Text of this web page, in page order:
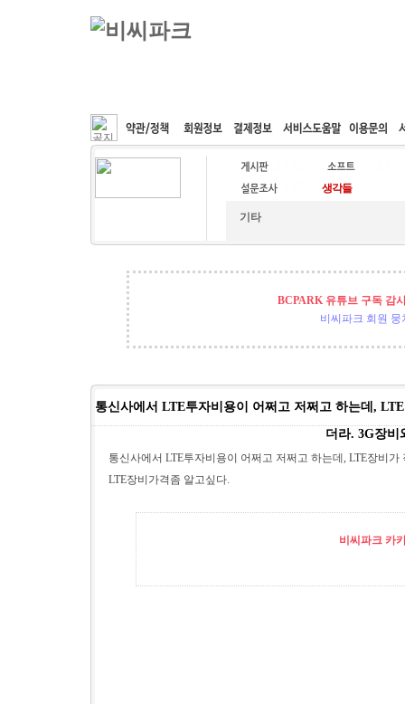
커뮤니티 속도패치 웹호스팅 공동구매
기타
BCPARK 유튜브 구독 감
비씨파크 회원 뭉
통신사에서 LTE투자비용이 어쩌고 저쩌고 하는데,
더라. 3G장비
통신사에서 LTE투자비용이 어쩌고 저쩌고 하는데, LTE장비
LTE장비가격좀 알고싶다.
비씨파크 카